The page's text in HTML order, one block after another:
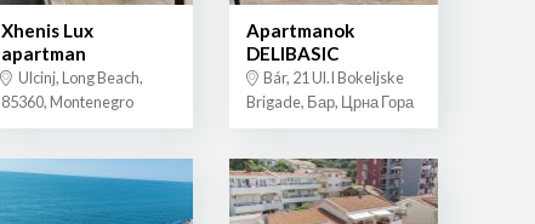
Xhenis Lux
apartman
Ulcinj, Long Beach,
85360, Montenegro
Apartmanok
DELIBASIC
Bár, 21 Ul.I Bokeljske
Brigade, Бар, Црна Гора